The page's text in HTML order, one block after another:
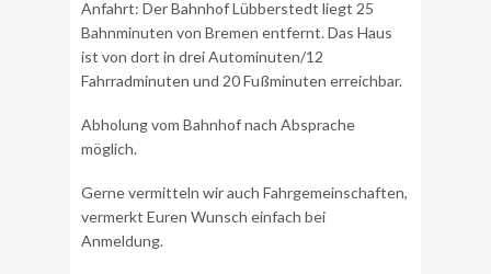
Anfahrt: Der Bahnhof Lübberstedt liegt 25
Bahnminuten von Bremen entfernt. Das Haus
ist von dort in drei Autominuten/12
Fahrradminuten und 20 Fußminuten erreichbar.
Abholung vom Bahnhof nach Absprache
möglich.
Gerne vermitteln wir auch Fahrgemeinschaften,
vermerkt Euren Wunsch einfach bei
Anmeldung.